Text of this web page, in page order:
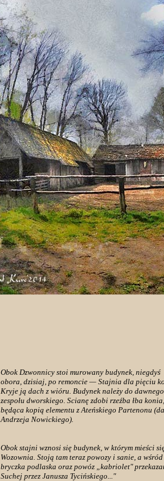
Obok Dzwonnicy stoi murowany budynek, niegdyś
obora, dzisiaj, po remoncie — Stajnia dla pięciu
Kryje ją dach z wióru. Budynek należy do dawnego
zespołu dworskiego. Scianę zdobi rzeźba łba konia,
będąca kopią elementu z Ateńskiego Partenonu
Andrzeja Nowickiego).
Obok stajni wznosi się budynek, w którym mieści
Wozownia. Stoją tam teraz powozy i sanie, a
bryczka podlaska oraz powóz „kabriolet"
Suchej przez Janusza Tycińskiego..."